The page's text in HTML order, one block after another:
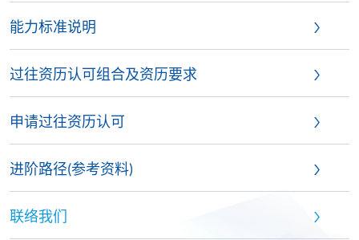
能力标准说明
过往资历认可组合及资历要求
申请过往资历认可
进阶路径(参考资料)
联络我们